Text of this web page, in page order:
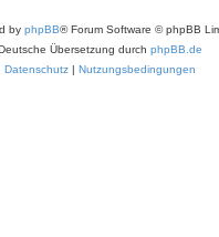
by phpBB® Forum Software © phpBB
Übersetzung durch phpBB.de
Datenschutz | Nutzungsbedingungen